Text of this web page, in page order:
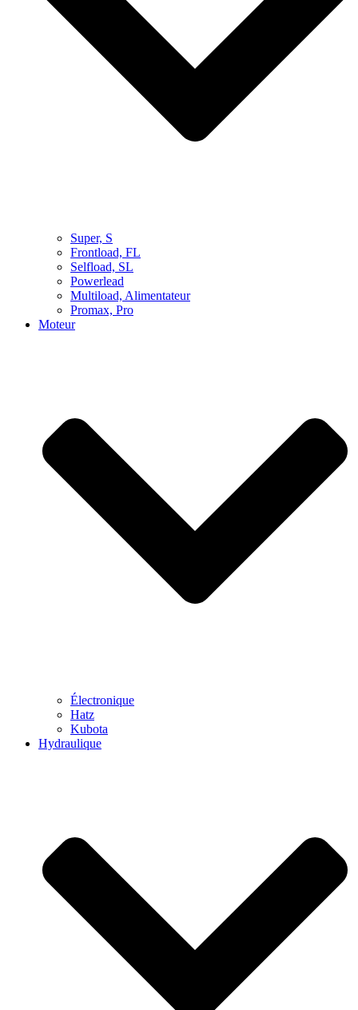
Super, S
Frontload, FL
Selfload, SL
Powerlead
Multiload, Alimentateur
Promax, Pro
Moteur
Électronique
Hatz
Kubota
Hydraulique